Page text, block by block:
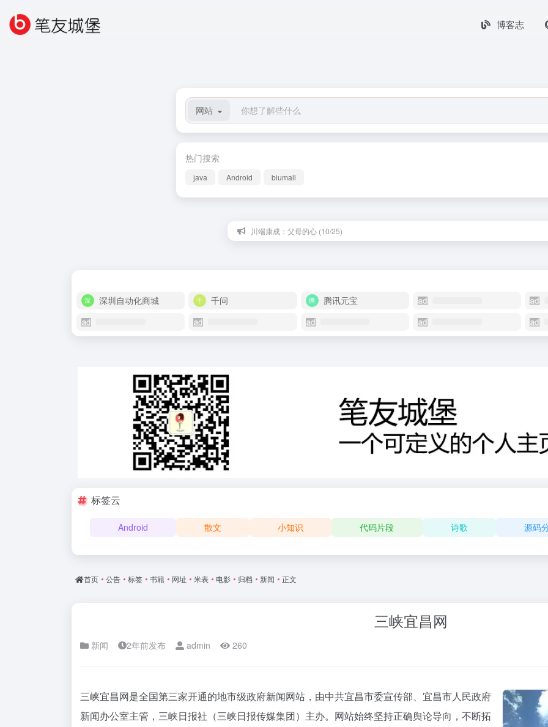
博客志
网站
热门搜索
java Android biumall
川端康成：父母的心 (10/25)
深圳自动化商城 千问 腾讯元宝
标签云
Android 散文 小知识 代码片段 诗歌 源码
首页 • 公告 • 标签 • 书籍 • 网址 • 米表 • 电影 • 归档 • 新闻 • 正文
三峡宜昌网
新闻 2年前发布 admin 260
三峡宜昌网是全国第三家开通的地市级政府新闻网站，由中共宜昌市委宣传部、宜昌市人民政府
新闻办公室主管，三峡日报社（三峡日报传媒集团）主办。网站始终坚持正确舆论导向，不断拓